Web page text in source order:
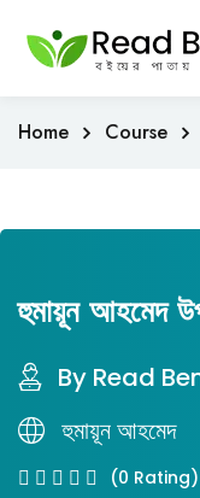
Home Course
হুমায়ূন আহমেদ
By Read
হুমায়ূন আহমেদ
(0 Rating)
Remember me